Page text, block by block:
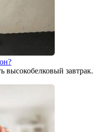
высокобелковый завтрак.